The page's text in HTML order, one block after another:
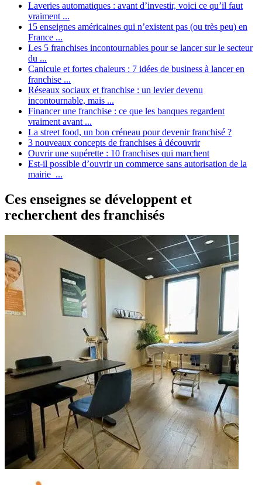
Laveries automatiques : avant d’investir, voici ce qu’il faut
vraiment ...
15 enseignes américaines qui n’existent pas (ou très peu) en
France ...
Les 5 franchises incontournables pour se lancer sur le secteur
du ...
Canicule et fortes chaleurs : 7 idées de business à lancer en
franchise ...
Réseaux sociaux et franchise : un levier devenu
incontournable, mais ...
Financer une franchise : ce que les banques regardent
vraiment avant ...
La street food, un bon créneau pour devenir franchisé ?
3 nouveaux concepts de franchises à découvrir
Ouvrir une supérette : 10 franchises qui marchent
Est-il possible d’ouvrir un commerce sans autorisation de la
mairie ...
Ces enseignes se développent et
recherchent des franchisés